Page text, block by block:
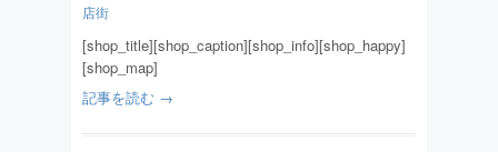
店街
[shop_title][shop_caption][shop_info][shop_happy]
[shop_map]
記事を読む →